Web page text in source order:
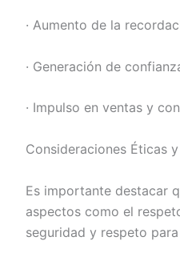
· Aumento de la
· Generación de
· Impulso en ventas y
Consideraciones Éticas
Es importante destacar
aspectos como el
seguridad y respeto